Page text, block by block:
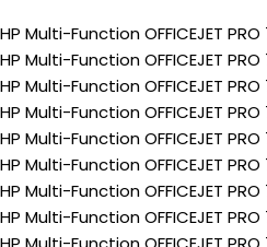
HP Multi-Function OFFICEJET PRO
HP Multi-Function OFFICEJET PRO
HP Multi-Function OFFICEJET PRO
HP Multi-Function OFFICEJET PRO
HP Multi-Function OFFICEJET PRO
HP Multi-Function OFFICEJET
HP Multi-Function OFFICEJET
HP Multi-Function OFFICEJET